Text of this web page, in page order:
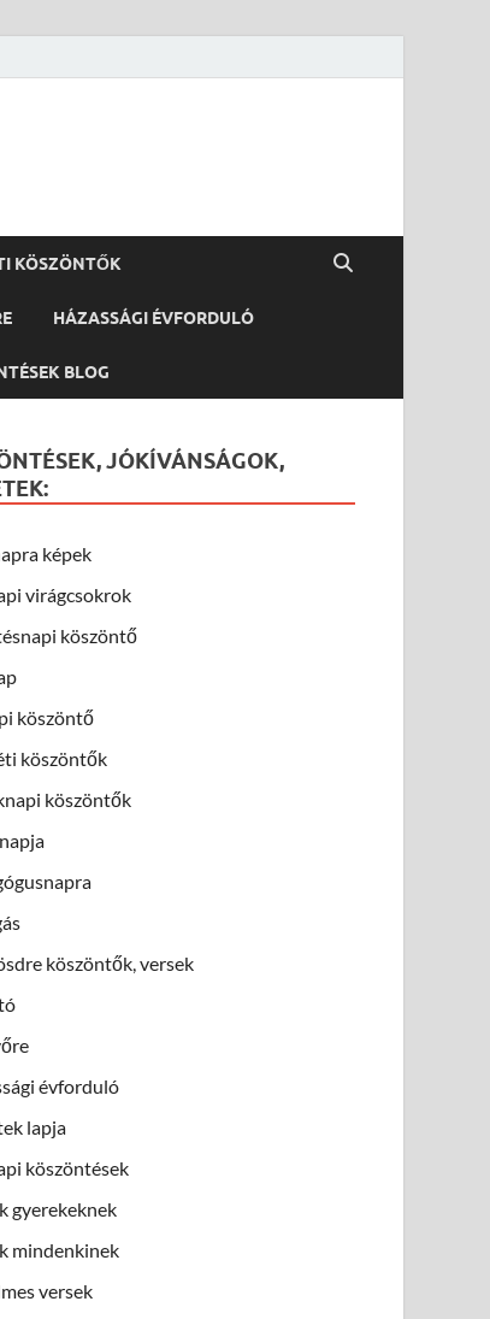
KÖSZÖNTŐK
HÁZASSÁGI ÉVFORDULÓ
BLOG
JÓKÍVÁNSÁGOK,
képek
virágcsokrok
köszöntő
köszöntő
köszöntők
köszöntők
köszöntők, versek
évforduló
lapja
köszöntések
gyerekeknek
mindenkinek
versek